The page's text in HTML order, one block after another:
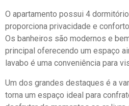
O apartamento possui 4
proporciona privacidade e
Os banheiros são modernos e
principal oferecendo um espaço
lavabo é uma conveniência para
Um dos grandes destaques é a
torna um espaço ideal para